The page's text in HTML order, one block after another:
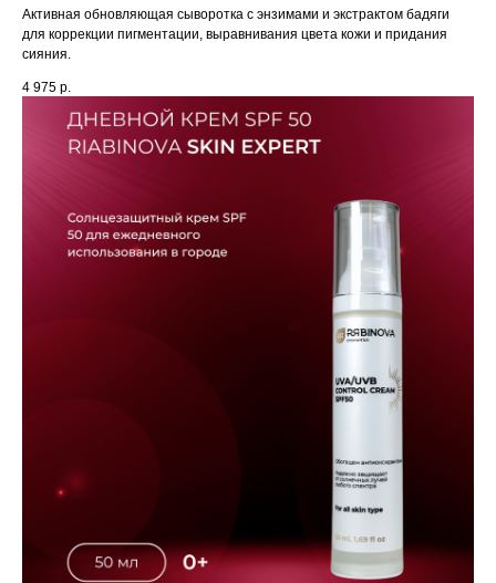
Активная обновляющая сыворотка с энзимами и экстрактом бадяги
для коррекции пигментации, выравнивания цвета кожи и придания
сияния.
4 975 р.